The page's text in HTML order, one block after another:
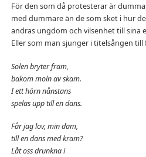
För den som då protesterar är
med dummare än de som sket i hur
andras ungdom och vilsenhet till sina
Eller som man sjunger i titelsången till
Solen bryter fram,
bakom moln av skam.
I ett hörn nånstans
spelas upp till en dans.
Får jag lov, min dam,
till en dans med kram?
Låt oss drunkna i